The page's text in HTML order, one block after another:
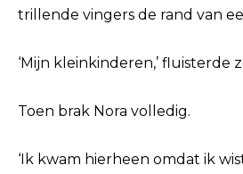
trillende vingers de rand van
‘Mijn kleinkinderen,’ fluisterde
Toen brak Nora volledig.
‘Ik kwam hierheen omdat ik